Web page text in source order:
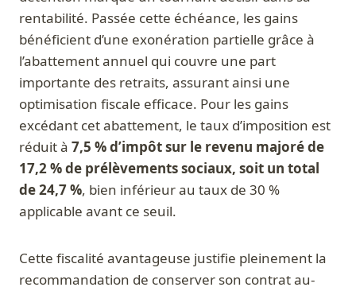
rentabilité. Passée cette échéance, les gains
bénéficient d’une exonération partielle grâce à
l’abattement annuel qui couvre une part
importante des retraits, assurant ainsi une
optimisation fiscale efficace. Pour les gains
excédant cet abattement, le taux d’imposition est
réduit à 7,5 % d’impôt sur le revenu majoré de
17,2 % de prélèvements sociaux, soit un total
de 24,7 %, bien inférieur au taux de 30 %
applicable avant ce seuil.
Cette fiscalité avantageuse justifie pleinement la
recommandation de conserver son contrat au-